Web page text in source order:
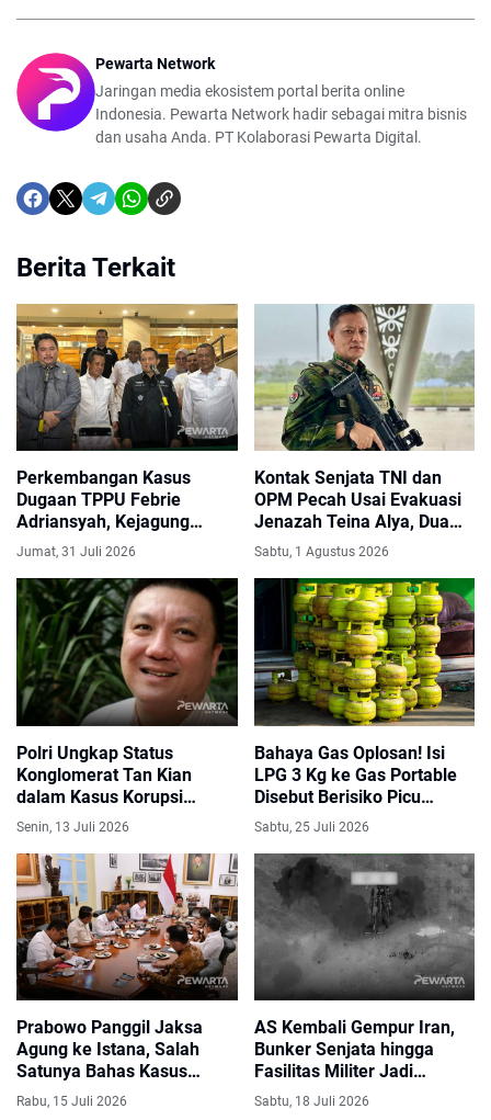
Pewarta Network
Jaringan media ekosistem portal berita online
Indonesia. Pewarta Network hadir sebagai mitra bisnis
dan usaha Anda. PT Kolaborasi Pewarta Digital.
Berita Terkait
Perkembangan Kasus
Dugaan TPPU Febrie
Adriansyah, Kejagung
Periksa 24 Saksi dan
Jumat, 31 Juli 2026
Kontak Senjata TNI dan
OPM Pecah Usai Evakuasi
Jenazah Teina Alya, Dua
Anggota OPM Tewas
Sabtu, 1 Agustus 2026
Polri Ungkap Status
Konglomerat Tan Kian
dalam Kasus Korupsi
Febrie Adriansyah
Senin, 13 Juli 2026
Bahaya Gas Oplosan! Isi
LPG 3 Kg ke Gas Portable
Disebut Berisiko Picu
Ledakan
Sabtu, 25 Juli 2026
Prabowo Panggil Jaksa
Agung ke Istana, Salah
Satunya Bahas Kasus
Febrie Adriansyah
Rabu, 15 Juli 2026
AS Kembali Gempur Iran,
Bunker Senjata hingga
Fasilitas Militer Jadi
Sasaran
Sabtu, 18 Juli 2026